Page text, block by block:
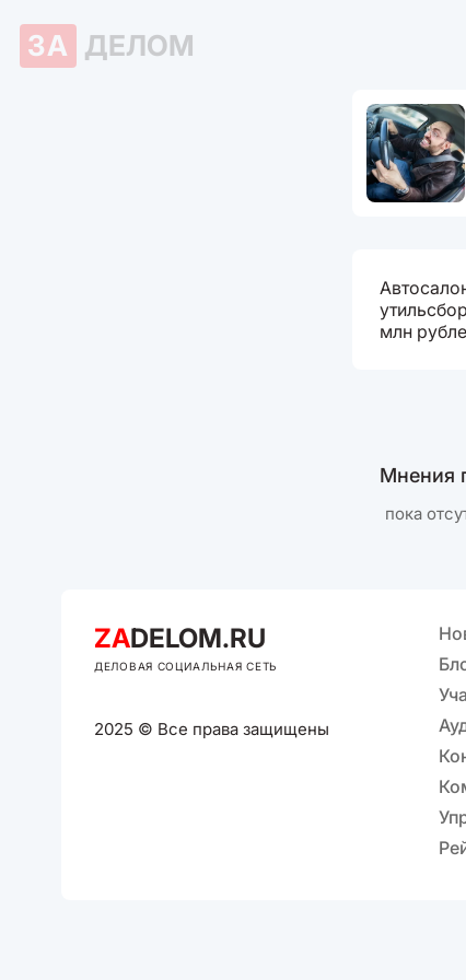
ЗА ДЕЛОМ
млн
Мнения
пока
ZADELOM.RU
ДЕЛОВАЯ СОЦИАЛЬНАЯ СЕТЬ
2025 © Все права защищены